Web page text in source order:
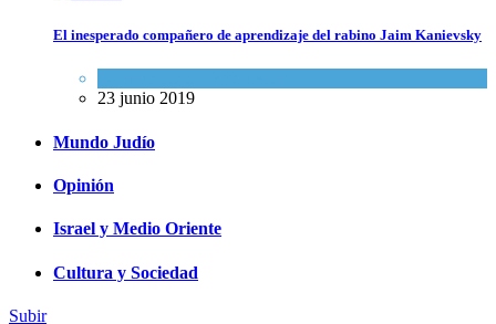
El inesperado compañero de aprendizaje del rabino Jaim Kanievsky
23 junio 2019
Mundo Judío
Opinión
Israel y Medio Oriente
Cultura y Sociedad
Subir